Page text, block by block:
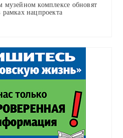
музейном комплексе обновят
рамках нацпроекта